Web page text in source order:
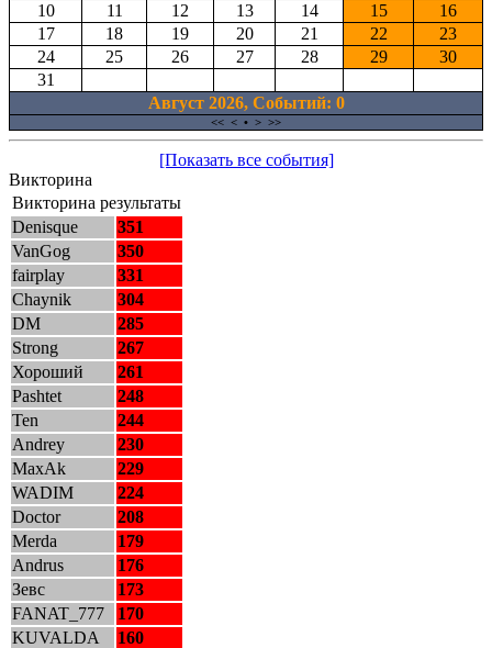
10
11 12 13 14 15
16
17
18 19 20 21 22
23
24
25 26 27 28 29
30
31
Август 2026, Cобытий: 0
<< < • > >>
[Показать все события]
Викторина
Викторина результаты
Denisque
351
VanGog
350
fairplay
331
Chaynik
304
DM
285
Strong
267
Хороший
261
Pashtet
248
Ten
244
Andrey
230
MaxAk
229
WADIM
224
Doctor
208
Merda
179
Andrus
176
Зевс
173
FANAT_777
170
KUVALDA
160